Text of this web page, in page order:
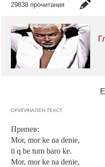
29838 прочитания
ОРИГИНАЛЕН ТЕКСТ
Припев:
Mor, mor ke na denie,
ti q be turn baro ke.
Mor, mor ke na denie,